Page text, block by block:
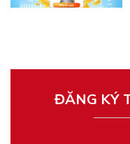
ĐĂNG KÝ